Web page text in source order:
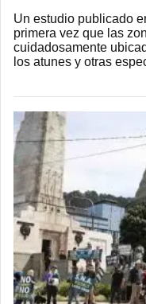
Un estudio publicado
primera vez que las
cuidadosamente
los atunes y otras